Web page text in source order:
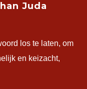
Juda
los te laten, om
en keizacht,